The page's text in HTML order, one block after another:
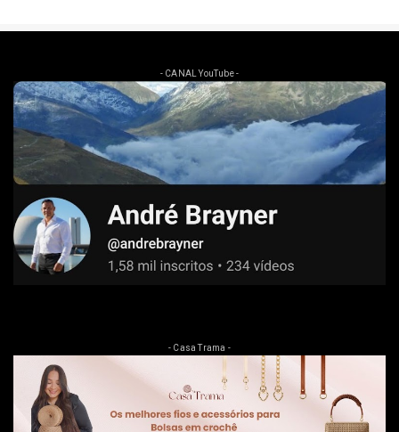
- CANAL YouTube -
- Casa Trama -